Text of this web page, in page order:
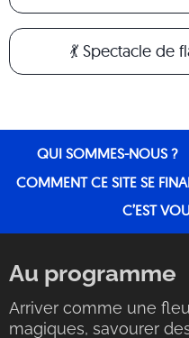
💃 Spectacle de
QUI SOMMES-NOUS ?
COMMENT CE SITE SE
C’EST
Au programme
Arriver comme une
magiques, savourer